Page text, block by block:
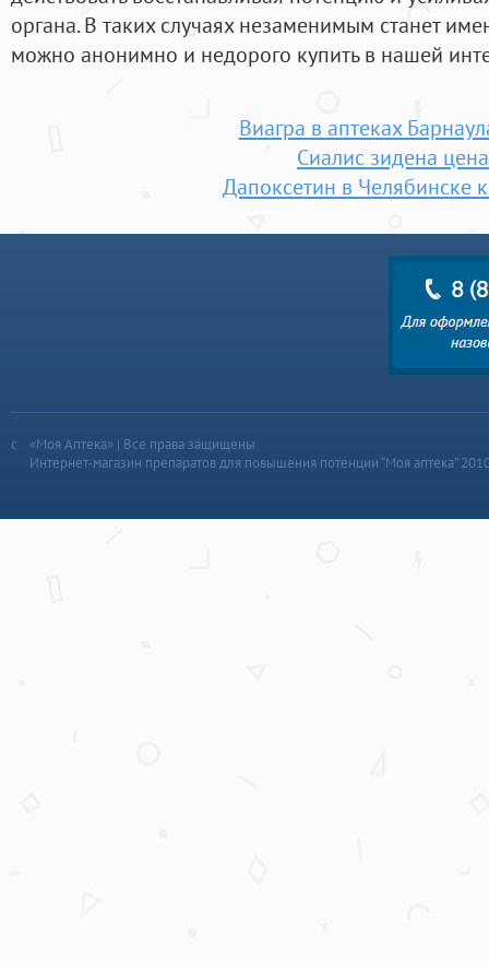
органа. В таких случаях незаменимым станет
можно анонимно и недорого купить в нашей
Виагра в аптеках
Сиалис зидена цена
Дапоксетин в Челябинске
«Моя Аптека» | Все права защищены
Интернет-магазин препаратов для повышения потенции “Моя аптека”